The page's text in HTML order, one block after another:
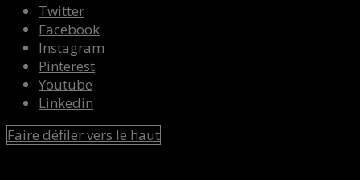
Twitter
Facebook
Instagram
Pinterest
Youtube
Linkedin
Faire défiler vers le haut